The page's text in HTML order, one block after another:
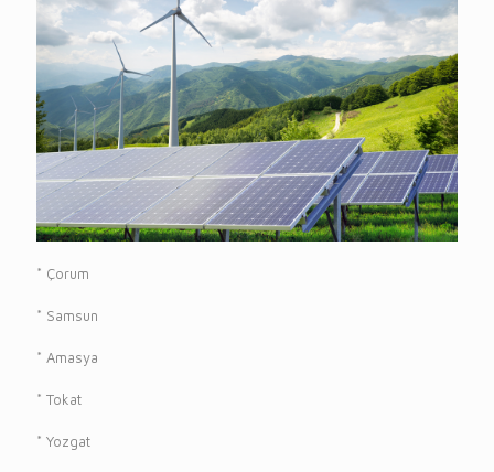
* Çorum
* Samsun
* Amasya
* Tokat
* Yozgat